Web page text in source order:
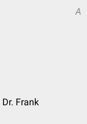
A
Frank